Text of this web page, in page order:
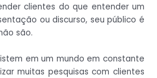
clientes do que entender um
ou discurso, seu público é
são.
em um mundo em constante
muitas pesquisas com clientes